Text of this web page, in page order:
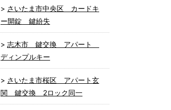
さいたま市中央区 カードキ
ー開錠 鍵紛失
志木市 鍵交換 アパート
ディンプルキー
さいたま市桜区 アパート玄
関 鍵交換 2ロック同一